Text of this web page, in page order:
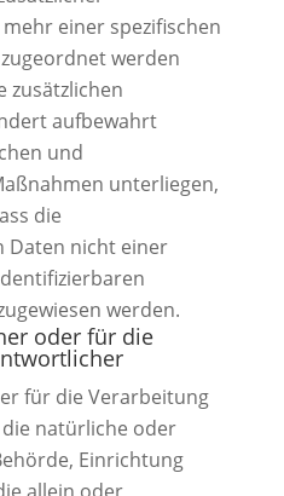
einer spezifischen
werden
zusätzlichen
aufbewahrt
und
unterliegen,
die
Daten nicht einer
werden.
oder für die
für die Verarbeitung
natürliche oder
Einrichtung